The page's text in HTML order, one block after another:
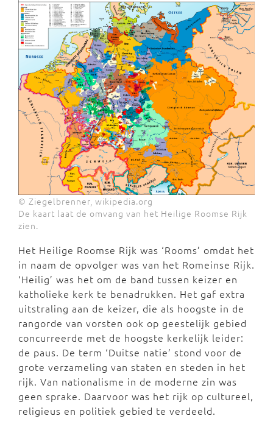
© Ziegelbrenner, wikipedia.org
De kaart laat de omvang van het Heilige Roomse Rijk
zien.
Het Heilige Roomse Rijk was ‘Rooms’ omdat het
in naam de opvolger was van het Romeinse Rijk.
‘Heilig’ was het om de band tussen keizer en
katholieke kerk te benadrukken. Het gaf extra
uitstraling aan de keizer, die als hoogste in de
rangorde van vorsten ook op geestelijk gebied
concurreerde met de hoogste kerkelijk leider:
de paus. De term ‘Duitse natie’ stond voor de
grote verzameling van staten en steden in het
rijk. Van nationalisme in de moderne zin was
geen sprake. Daarvoor was het rijk op cultureel,
religieus en politiek gebied te verdeeld.